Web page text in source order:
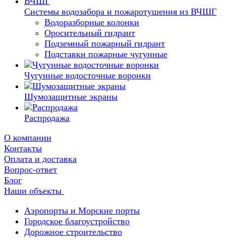
Системы водозабора и пожаротушения из ВЧШГ
Водоразборные колонки
Оросительный гидрант
Подземный пожарный гидрант
Подставки пожарные чугунные
Чугунные водосточные воронки
Шумозащитные экраны
Распродажа
О компании
Контакты
Оплата и доставка
Вопрос-ответ
Блог
Наши объекты
Аэропорты и Морские порты
Городское благоустройство
Дорожное строительство